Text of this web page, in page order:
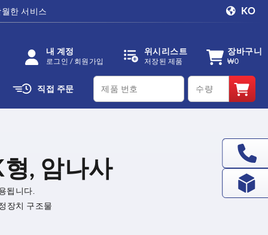
월한 서비스 KO
내 계정
로그인 / 회원가입
위시리스트
저장된 제품
장바구니
₩0
직접 주문
productCode qty
, 암나사
됩니다.
장치 구조물